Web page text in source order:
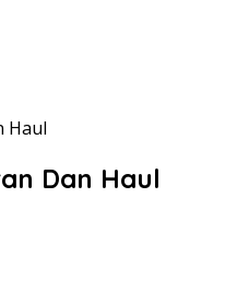
Haul
Dan Haul